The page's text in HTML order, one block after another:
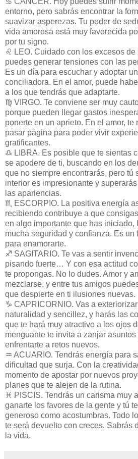
entorno, pero sabrás encontrar la
suavizar asperezas. Tu poder de
vida amorosa está muy favorecida
por tu signo.
♌ LEO. Cuidado con los excesos
puedes generar tensiones con las
Es un día para escuchar y adoptar
conciliadora. En el amor, puede
a los que tendrás que adaptarte.
♍ VIRGO. Te conviene ser muy
porque pueden llegar gastos
ponerte en un aprieto. En el amor, te
pasar página para poder vivir
gratificantes.
♎ LIBRA. Es posible que te sientas
se apodere de ti, buscando en los
que no siempre encontrarás, pero tú
interior es impresionante y
las apariencias.
♏ ESCORPIO. La positiva energía
recibiendo contribuye a que
en algo importante que has iniciado,
mucha seguridad y confianza. Es un
para enamorarte.
♐ SAGITARIO. Te vas a sentir
pisando fuerte… Y con esa actitud
te propongas. No lo dudes. Amor y
mezclarse, y entre tus amigos
que despierte en ti ilusiones nuevas.
♑ CAPRICORNIO. Vas a
naturalidad y sencillez, y harás las
que te hará muy atractivo a los ojos
menguante te invita a zanjar
enfrentarte a retos nuevos.
♒ ACUARIO. Tendrás energía para
dificultad que surja. Con la
momento de apostar por nuevos
planes que te alejen de la rutina.
♓ PISCIS. Tendrás un carisma muy
ganarte los favores de la gente y tú
generoso como acostumbras. Todo
te será devuelto con creces. Sabrás
la vida.